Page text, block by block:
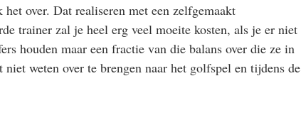
over. Dat realiseren met een zelfgemaakt
trainer zal je heel erg veel moeite kosten, als je er niet
houden maar een fractie van die balans over die ze in
weten over te brengen naar het golfspel en tijdens de